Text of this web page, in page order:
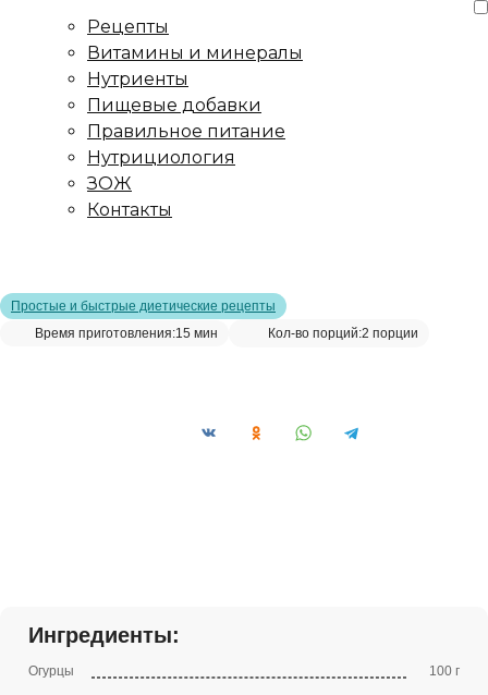
Рецепты
Витамины и минералы
Нутриенты
Пищевые добавки
Правильное питание
Нутрициология
ЗОЖ
Контакты
Простые и быстрые диетические рецепты
Время приготовления:15 мин Кол-во порций:2 порции
Ингредиенты:
Огурцы 100 г